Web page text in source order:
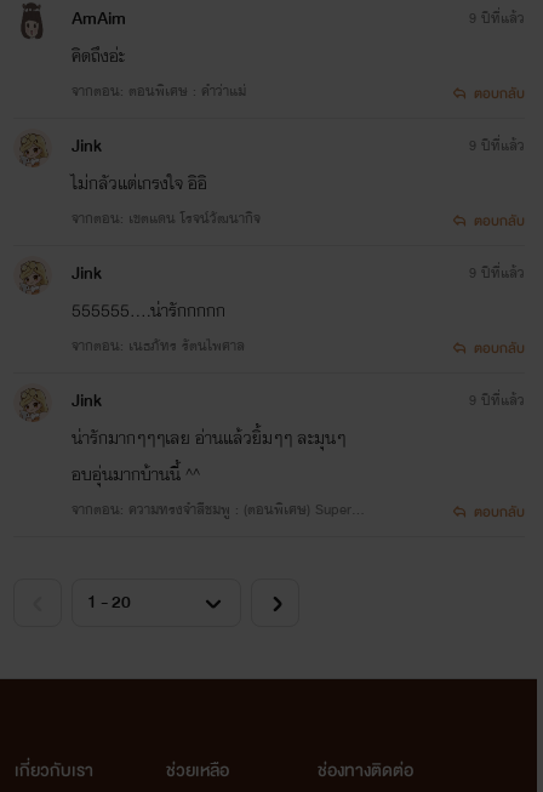
www.mebmarket.com
พราว เซเลปดังเมืองไทย แต่เขาต้องอกหักเพรา
ดูแลศิลปินแทนซึ่งมันน่าเบื่อน่ารำคาญเพียง
ทำงานนี้เพื่อเปิดร้านอาหารของเขาดีกว่า แต่โ
เธอก็สัญญาว่าจะไปดูแลศิลปินให้กับค่ายยักษ์
ที่ตอนนี้กำลังจะวางมือ"เพียววววว""อย่ามาอ้อ
กูไม่ไป""นะ เพียวนะช่วยกูหน่อย มึงไปมึงจะได้
ลืมแพรวาไงนะๆ เงินดีด้วยนะมึง""เออๆ แค่ปีเดี
แค่ปีเดียวใช่ป่ะ""จ๊ะ เพื่อนเลิฟฟฟ""คราวหน้าอ
จะตัวเตี้ยที่สุดในวงแต่เขาคือคนที่แข็งแรงที่สุด
ได้สักเท่าไหร่"ฉันชอบผู้หญิงไทย ไม่ใช่ผู้ชาย
AmAim
คิดถึงอ่ะ
จากตอน: ตอนพิเศษ : คำว่าแม่
9 ปีที่แล้ว
ตอบกลับ
Jink
ไม่กลัวแต่เกรงใจ อิอิ
จากตอน: เขตแดน โรจน์วัฒนากิจ
9 ปีที่แล้ว
ตอบกลับ
Jink
555555....น่ารักกกกก
จากตอน: เนธภัทร รัตนไพศาล
9 ปีที่แล้ว
ตอบกลับ
Jink
น่ารักมากๆๆๆเลย อ่านแล้วยิ้มๆๆ ละมุนๆ
อบอุ่นมากบ้านนี้ ^^
จากตอน: ความทรงจำสีชมพู : (ตอนพิเศษ) Superm
9 ปีที่แล้ว
ตอบกลับ
เกี่ยวกับเรา
ช่วยเหลือ
ช่องทางติดต่อ